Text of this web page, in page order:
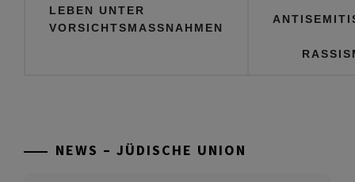
LEBEN UNTER
VORSICHTSMASSNAHMEN
NEWS – JÜDISCHE UNION